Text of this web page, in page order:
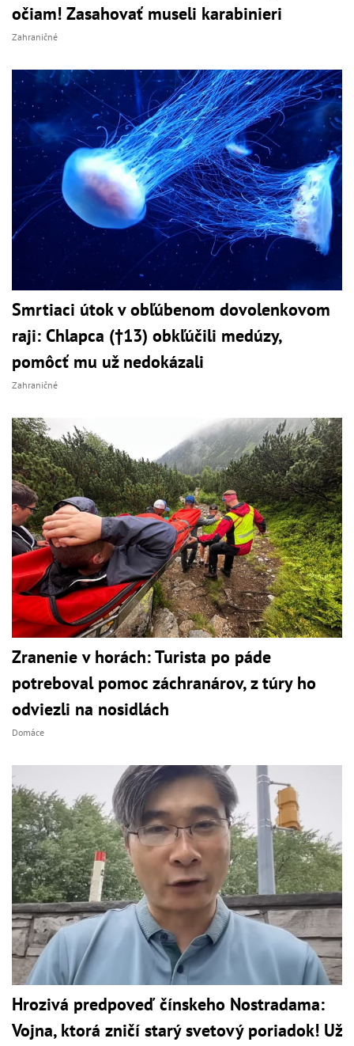
očiam! Zasahovať museli karabinieri
Zahraničné
Smrtiaci útok v obľúbenom dovolenkovom
raji: Chlapca (†13) obkľúčili medúzy,
pomôcť mu už nedokázali
Zahraničné
Zranenie v horách: Turista po páde
potreboval pomoc záchranárov, z túry ho
odviezli na nosidlách
Domáce
Hrozivá predpoveď čínskeho Nostradama:
Vojna, ktorá zničí starý svetový poriadok! Už